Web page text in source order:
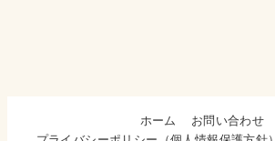
ホーム お問い合わせ